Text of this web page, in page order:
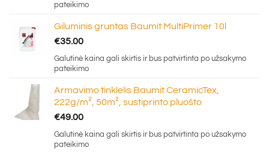
pateikimo
Giluminis gruntas Baumit MultiPrimer 10l
€35.00
Galutinė kaina gali skirtis ir bus patvirtinta po užsakymo
pateikimo
Armavimo tinklelis Baumit CeramicTex,
222g/m², 50m², sustiprinto pluošto
€49.00
Galutinė kaina gali skirtis ir bus patvirtinta po užsakymo
pateikimo